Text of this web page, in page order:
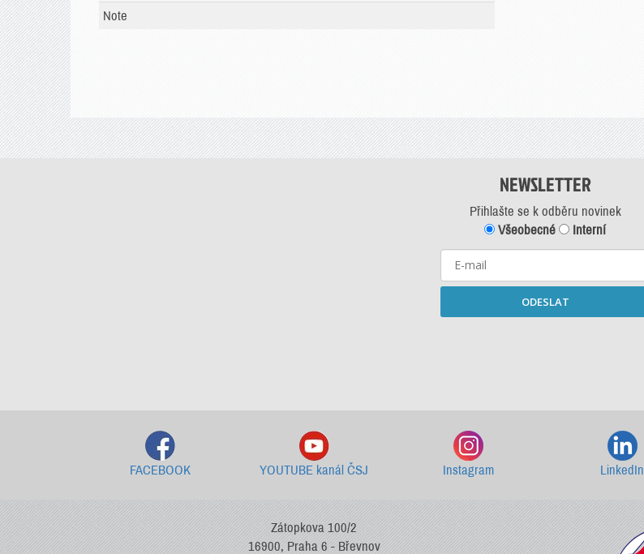
Note
NEWSLETTER
Přihlašte se k odběru novinek
Všeobecné
Interní
ODESLAT
FACEBOOK YOUTUBE kanál ČSJ Instagram LinkedIn
Zátopkova 100/2
16900, Praha 6 - Břevnov